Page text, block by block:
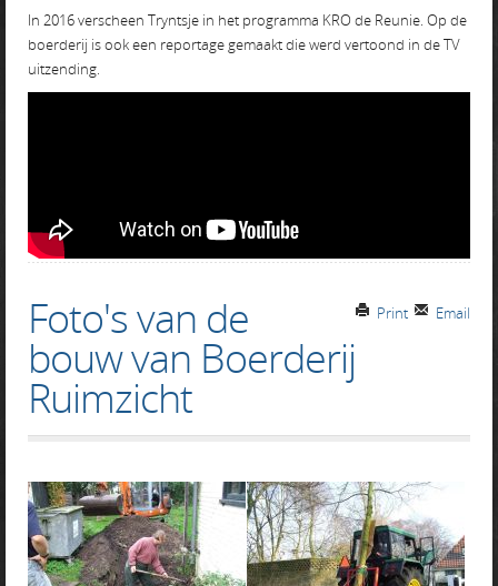
In 2016 verscheen Tryntsje in het programma KRO de Reunie. Op de
boerderij is ook een reportage gemaakt die werd vertoond in de TV
uitzending.
Email
Print
Foto's van de
bouw van Boerderij
Ruimzicht